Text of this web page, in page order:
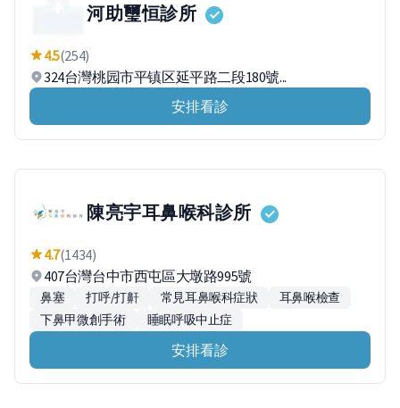
河助璽恒診所
4.5(254)
324台灣桃园市平镇区延平路二段180號...
安排看診
陳亮宇耳鼻喉科診所
4.7(1434)
407台灣台中市西屯區大墩路995號
鼻塞 打呼/打鼾 常見耳鼻喉科症狀
耳鼻喉檢查
下鼻甲微創手術
睡眠呼吸中止症
安排看診